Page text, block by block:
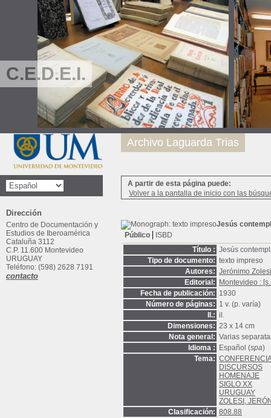
C.E.D.E.I.
A partir de esta página puede:
Volver a la pantalla de inicio con las
Jesús
Público
ISBD
Título : Jesús
Tipo de documento: texto impreso
Autores: Jerónimo Zolesi
Editorial:
Montevideo :
Fecha de publicación: 1930
Número de páginas: 1 v. (p. varía)
Il.: il.
Dimensiones: 23 x 14 cm
Nota general: Varias
Idioma :
Español (spa)
Tema:
DISCURSOS
HOMENAJE
SIGLO XX
URUGUAY
ZOLESI,
Clasificación: 808.88
Archivo Laguarda Trias
Dirección
Centro de Documentación y
Estudios de Iberoamérica
Cataluña 3112
C.P. 11.600 Montevideo
URUGUAY
Teléfono: (598) 2628 7191
contacto